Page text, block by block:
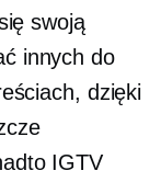
swoją
innych do
dzięki
IGTV